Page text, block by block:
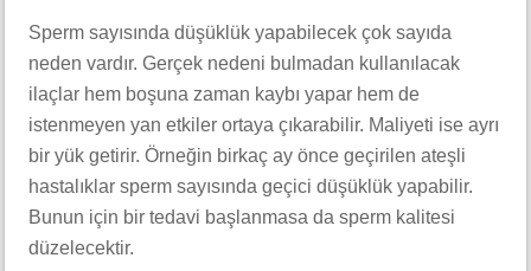
Sperm sayısında düşüklük yapabilecek çok sayıda
neden vardır. Gerçek nedeni bulmadan kullanılacak
ilaçlar hem boşuna zaman kaybı yapar hem de
istenmeyen yan etkiler ortaya çıkarabilir. Maliyeti ise ayrı
bir yük getirir. Örneğin birkaç ay önce geçirilen ateşli
hastalıklar sperm sayısında geçici düşüklük yapabilir.
Bunun için bir tedavi başlanmasa da sperm kalitesi
düzelecektir.